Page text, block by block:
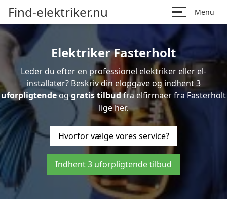
Find-elektriker.nu Menu
Elektriker Fasterholt
Leder du efter en professionel elektriker eller el-
installatør? Beskriv din elopgave og indhent 3
uforpligtendeoggratis tilbudfra elfirmaer fra Fasterholt
lige her.
Hvorfor vælge vores service?
Indhent 3 uforpligtende tilbud